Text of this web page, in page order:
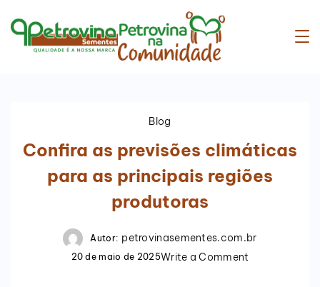
Blog
Confira as previsões climáticas
para as principais regiões
produtoras
Autor: petrovinasementes.com.br
20 de maio de 2025Write a Comment